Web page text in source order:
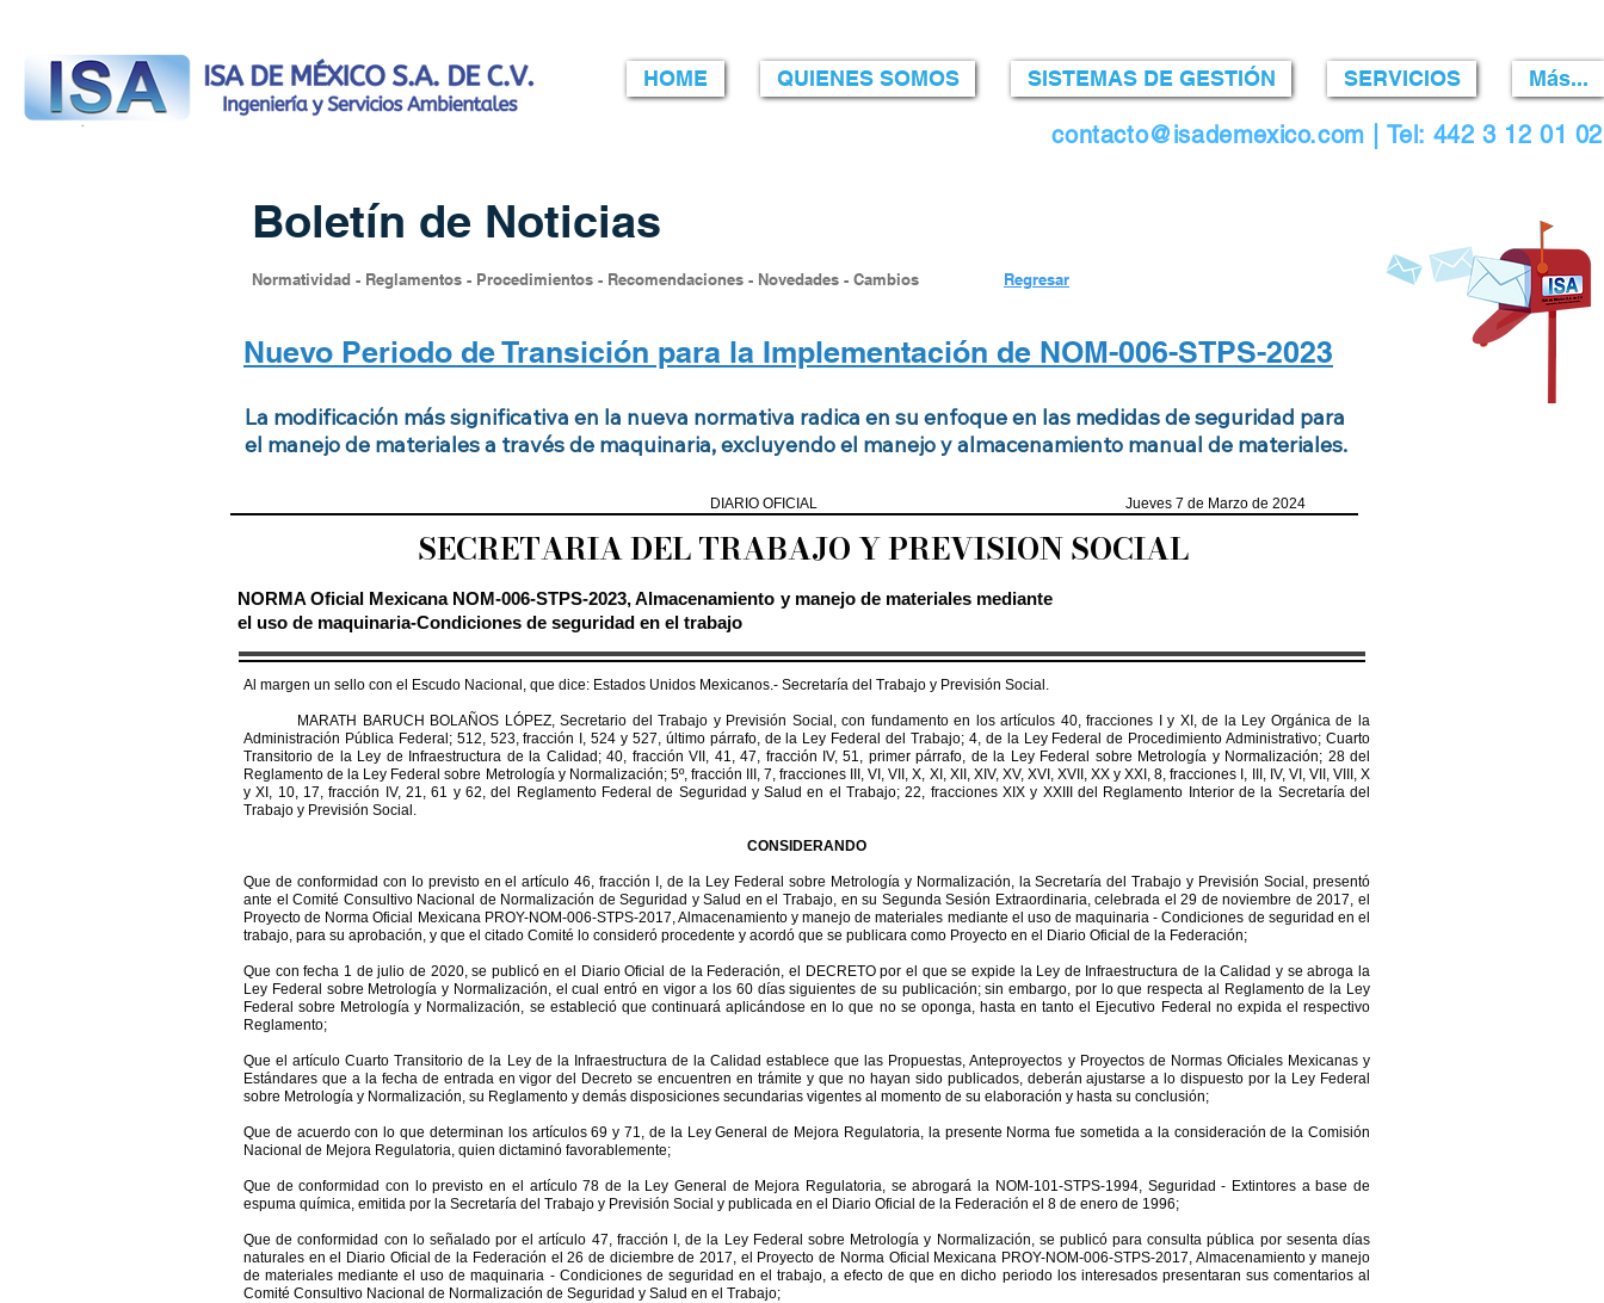
HOME QUIENES SOMOS SISTEMAS DE GESTIÓN SERVICIOS Más...
contacto@isademexico.com | Tel: 442 3 12 01 02
Boletín de Noticias
Normatividad - Reglamentos - Procedimientos - Recomendaciones - Novedades - Cambios Regresar
Nuevo Periodo de Transición para la Implementación de NOM-006-STPS-2023
La modificación más significativa en la nueva normativa radica en su enfoque en las medidas de seguridad para
el manejo de materiales a través de maquinaria, excluyendo el manejo y almacenamiento manual de materiales.
DIARIO OFICIAL Jueves 7 de Marzo de 2024
SECRETARIA DEL TRABAJO Y PREVISION SOCIAL
NORMA Oficial Mexicana NOM-006-STPS-2023, Almacenamiento y manejo de materiales mediante
el uso de maquinaria-Condiciones de seguridad en el trabajo
Al margen un sello con el Escudo Nacional, que dice: Estados Unidos Mexicanos.- Secretaría del Trabajo y Previsión Social.
MARATH BARUCH BOLAÑOS LÓPEZ, Secretario del Trabajo y Previsión Social, con fundamento en los artículos 40, fracciones I y XI, de la Ley Orgánica de la
Administración Pública Federal; 512, 523, fracción I, 524 y 527, último párrafo, de la Ley Federal del Trabajo; 4, de la Ley Federal de Procedimiento Administrativo; Cuarto
Transitorio de la Ley de Infraestructura de la Calidad; 40, fracción VII, 41, 47, fracción IV, 51, primer párrafo, de la Ley Federal sobre Metrología y Normalización; 28 del
Reglamento de la Ley Federal sobre Metrología y Normalización; 5º, fracción III, 7, fracciones III, VI, VII, X, XI, XII, XIV, XV, XVI, XVII, XX y XXI, 8, fracciones I, III, IV, VI, VII, VIII, X
y XI, 10, 17, fracción IV, 21, 61 y 62, del Reglamento Federal de Seguridad y Salud en el Trabajo; 22, fracciones XIX y XXIII del Reglamento Interior de la Secretaría del
Trabajo y Previsión Social.
CONSIDERANDO
Que de conformidad con lo previsto en el artículo 46, fracción I, de la Ley Federal sobre Metrología y Normalización, la Secretaría del Trabajo y Previsión Social, presentó
ante el Comité Consultivo Nacional de Normalización de Seguridad y Salud en el Trabajo, en su Segunda Sesión Extraordinaria, celebrada el 29 de noviembre de 2017, el
Proyecto de Norma Oficial Mexicana PROY-NOM-006-STPS-2017, Almacenamiento y manejo de materiales mediante el uso de maquinaria - Condiciones de seguridad en el
trabajo, para su aprobación, y que el citado Comité lo consideró procedente y acordó que se publicara como Proyecto en el Diario Oficial de la Federación;
Que con fecha 1 de julio de 2020, se publicó en el Diario Oficial de la Federación, el DECRETO por el que se expide la Ley de Infraestructura de la Calidad y se abroga la
Ley Federal sobre Metrología y Normalización, el cual entró en vigor a los 60 días siguientes de su publicación; sin embargo, por lo que respecta al Reglamento de la Ley
Federal sobre Metrología y Normalización, se estableció que continuará aplicándose en lo que no se oponga, hasta en tanto el Ejecutivo Federal no expida el respectivo
Reglamento;
Que el artículo Cuarto Transitorio de la Ley de la Infraestructura de la Calidad establece que las Propuestas, Anteproyectos y Proyectos de Normas Oficiales Mexicanas y
Estándares que a la fecha de entrada en vigor del Decreto se encuentren en trámite y que no hayan sido publicados, deberán ajustarse a lo dispuesto por la Ley Federal
sobre Metrología y Normalización, su Reglamento y demás disposiciones secundarias vigentes al momento de su elaboración y hasta su conclusión;
Que de acuerdo con lo que determinan los artículos 69 y 71, de la Ley General de Mejora Regulatoria, la presente Norma fue sometida a la consideración de la Comisión
Nacional de Mejora Regulatoria, quien dictaminó favorablemente;
Que de conformidad con lo previsto en el artículo 78 de la Ley General de Mejora Regulatoria, se abrogará la NOM-101-STPS-1994, Seguridad - Extintores a base de
espuma química, emitida por la Secretaría del Trabajo y Previsión Social y publicada en el Diario Oficial de la Federación el 8 de enero de 1996;
Que de conformidad con lo señalado por el artículo 47, fracción I, de la Ley Federal sobre Metrología y Normalización, se publicó para consulta pública por sesenta días
naturales en el Diario Oficial de la Federación el 26 de diciembre de 2017, el Proyecto de Norma Oficial Mexicana PROY-NOM-006-STPS-2017, Almacenamiento y manejo
de materiales mediante el uso de maquinaria - Condiciones de seguridad en el trabajo, a efecto de que en dicho periodo los interesados presentaran sus comentarios al
Comité Consultivo Nacional de Normalización de Seguridad y Salud en el Trabajo;